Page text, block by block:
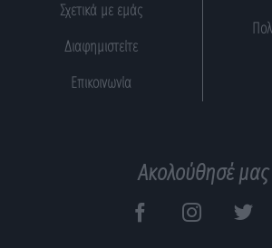
Σχετικά με εμάς
Διαφημιστείτε
Επικοινωνία
Ακολούθησέ μας